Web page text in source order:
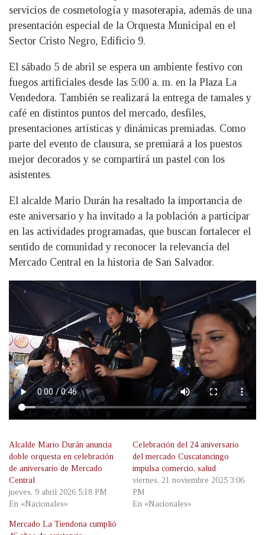
servicios de cosmetología y masoterapia, además de una
presentación especial de la Orquesta Municipal en el
Sector Cristo Negro, Edificio 9.
El sábado 5 de abril se espera un ambiente festivo con
fuegos artificiales desde las 5:00 a. m. en la Plaza La
Vendedora. También se realizará la entrega de tamales y
café en distintos puntos del mercado, desfiles,
presentaciones artísticas y dinámicas premiadas. Como
parte del evento de clausura, se premiará a los puestos
mejor decorados y se compartirá un pastel con los
asistentes.
El alcalde Mario Durán ha resaltado la importancia de
este aniversario y ha invitado a la población a participar
en las actividades programadas, que buscan fortalecer el
sentido de comunidad y reconocer la relevancia del
Mercado Central en la historia de San Salvador.
Alcalde Mario Durán anuncia
doble orquesta en celebración
de aniversario de Mercado
Central
jueves, 9 abril 2026 5:18 PM
En «Nacionales»
Celebración del 24 aniversario
del mercado Cuscatancingo
impulsa comercio, salud
viernes, 21 noviembre 2025 3:06
PM
En «Nacionales»
Mercado La Tiendona cumplió